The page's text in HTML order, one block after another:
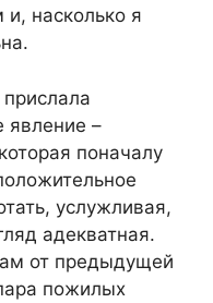
насколько я
явление –
поначалу
услужливая,
адекватная.
от предыдущей
пожилых